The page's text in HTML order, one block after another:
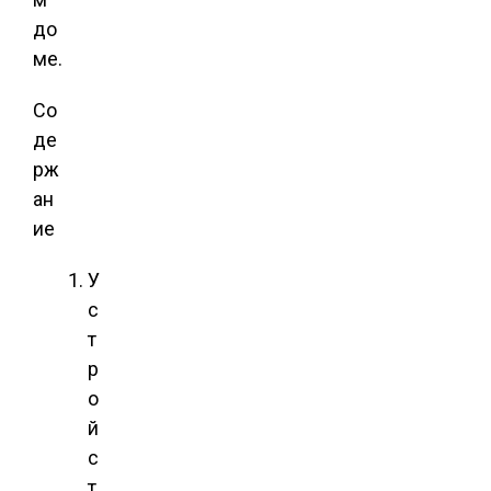
до
ме.
Со
де
рж
ан
ие
У
с
т
р
о
й
с